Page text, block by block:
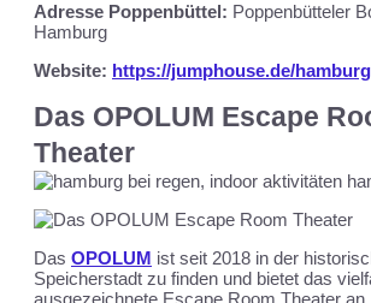
Adresse Poppenbüttel: Poppenbütteler
Hamburg
Website: https://jumphouse.de/hamburg
Das OPOLUM Escape
Theater
Das OPOLUM ist seit 2018 in der
Speicherstadt zu finden und bietet das